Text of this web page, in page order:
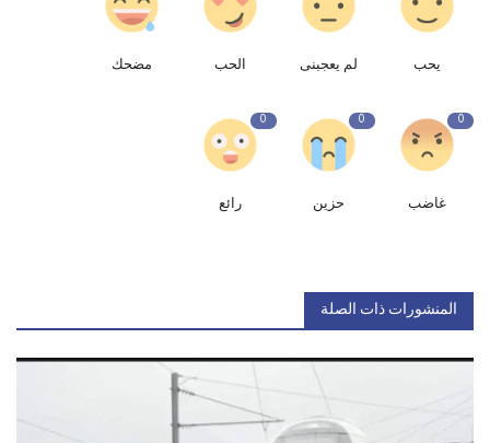
يحب لم يعجبنى الحب مضحك
0
غاضب
0
حزين
0
رائع
المنشورات ذات الصلة